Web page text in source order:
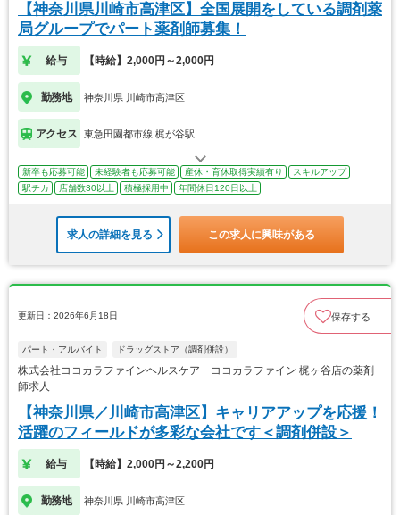
【神奈川県川崎市高津区】全国展開をしている調剤薬
局グループでパート薬剤師募集！
給与 【時給】2,000円～2,000円
勤務地 神奈川県 川崎市高津区
アクセス 東急田園都市線 梶が谷駅
新卒も応募可能 未経験者も応募可能 産休・育休取得実績有り
スキルアップ
駅チカ
店舗数30以上 積極採用中 年間休日120日以上
求人の詳細を見る この求人に興味がある
更新日：2026年6月18日 保存する
パート・アルバイト ドラッグストア（調剤併設）
株式会社ココカラファインヘルスケア ココカラファイン 梶ヶ谷店の薬剤
師求人
【神奈川県／川崎市高津区】キャリアアップを応援！
活躍のフィールドが多彩な会社です＜調剤併設＞
給与 【時給】2,000円～2,200円
勤務地 神奈川県 川崎市高津区